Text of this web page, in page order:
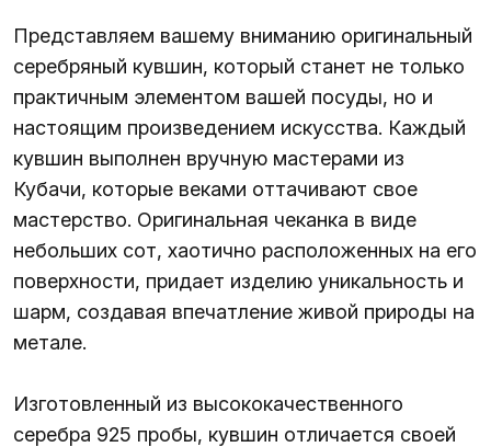
Представляем вашему вниманию оригинальный
серебряный кувшин, который станет не только
практичным элементом вашей посуды, но и
настоящим произведением искусства. Каждый
кувшин выполнен вручную мастерами из
Кубачи, которые веками оттачивают свое
мастерство. Оригинальная чеканка в виде
небольших сот, хаотично расположенных на его
поверхности, придает изделию уникальность и
шарм, создавая впечатление живой природы на
метале.
Изготовленный из высококачественного
серебра 925 пробы, кувшин отличается своей